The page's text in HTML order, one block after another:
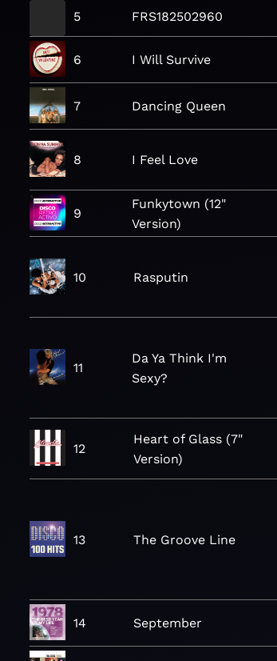
5 FRS182502960
6 I Will Survive
7 Dancing Queen
8 I Feel Love
9
Funkytown (12"
Version)
10 Rasputin
11
Da Ya Think I'm
Sexy?
12
Heart of Glass (7"
Version)
13 The Groove Line
14 September